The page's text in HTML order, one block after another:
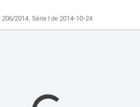
206/2014, Série I de 2014-10-24